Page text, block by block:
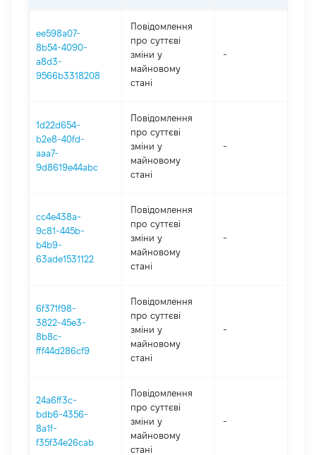
ee598a07-
8b54-4090-
a8d3-
9566b3318208
Повідомлення
про суттєві
зміни y
майновому
стані
-
1d22d654-
b2e8-40fd-
aaa7-
9d8619e44abc
Повідомлення
про суттєві
зміни y
майновому
стані
-
cc4e438a-
9c81-445b-
b4b9-
63ade1531122
Повідомлення
про суттєві
зміни y
майновому
стані
-
6f371f98-
3822-45e3-
8b8c-
fff44d286cf9
Повідомлення
про суттєві
зміни y
майновому
стані
-
24a6ff3c-
bdb6-4356-
8a1f-
f35f34e26cab
Повідомлення
про суттєві
зміни y
майновому
стані
-